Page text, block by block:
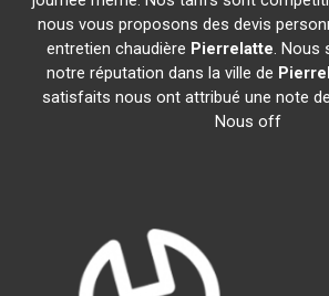
nous vous proposons des devis
entretien chaudière Pierrelatte. Nous
notre réputation dans la ville de
satisfaits nous ont attribué une note
Nous off